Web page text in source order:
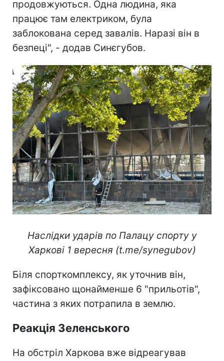
продовжуються. Одна людина, яка
працює там електриком, була
заблокована серед завалів. Наразі він в
безпеці", - додав Синєгубов.
Наслідки ударів по Палацу спорту у
Харкові 1 вересня (t.me/synegubov)
Біля спорткомплексу, як уточнив він,
зафіксовано щонайменше 6 "прильотів",
частина з яких потрапила в землю.
Реакція Зеленського
На обстріл Харкова вже відреагував